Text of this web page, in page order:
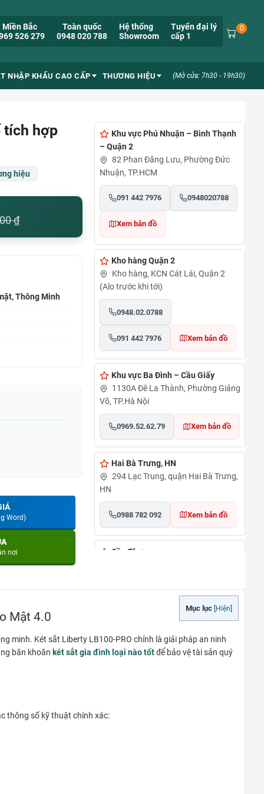
Miền Bắc
526 279
Toàn quốc
0948 020 788
Hệ thống
Showroom
Tuyển đại lý
cấp 1
0
NHẬP KHẨU CAO CẤP THƯƠNG HIỆU (Mở cửa: 7h30 - 19h30)
tích hợp
hiệu
₫
Thông Minh
Word)
nơi
Khu vực Phú Nhuận – Bình Thạnh
– Quận 2
82 Phan Đăng Lưu, Phường Đức
Nhuận, TP.HCM
091 442 7976 0948020788
Xem bản đồ
Kho hàng Quận 2
Kho hàng, KCN Cát Lái, Quận 2
(Alo trước khi tới)
0948.02.0788
091 442 7976 Xem bản đồ
Khu vực Ba Đình – Cầu Giấy
1130A Đê La Thành, Phường Giảng
Võ, TP.Hà Nội
0969.52.62.79 Xem bản đồ
Hai Bà Trưng, HN
294 Lạc Trung, quận Hai Bà Trưng,
HN
0988 782 092 Xem bản đồ
Cần Thơ
Xem bản đồ
TẠI PHÚ QUỐC
Đường Ruby 3, Shophouse Bãi
Mục lục Hiện
Mật 4.0
minh. Két sắt Liberty LB100-PRO chính là giải pháp an ninh
băn khoăn két sắt gia đình loại nào tốtđể bảo vệ tài sản quý
thông số kỹ thuật chính xác: